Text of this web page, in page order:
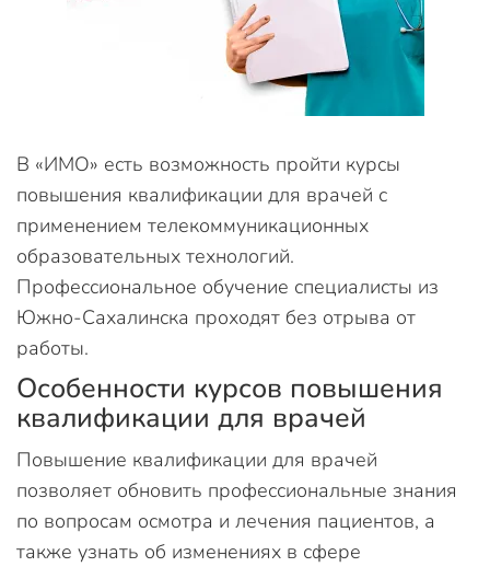
В «ИМО» есть возможность пройти курсы
повышения квалификации для врачей с
применением телекоммуникационных
образовательных технологий.
Профессиональное обучение специалисты из
Южно-Сахалинска проходят без отрыва от
работы.
Особенности курсов повышения
квалификации для врачей
Повышение квалификации для врачей
позволяет обновить профессиональные знания
по вопросам осмотра и лечения пациентов, а
также узнать об изменениях в сфере